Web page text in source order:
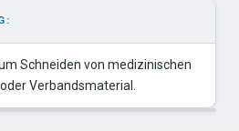
Schneiden von medizinischen
Verbandsmaterial.